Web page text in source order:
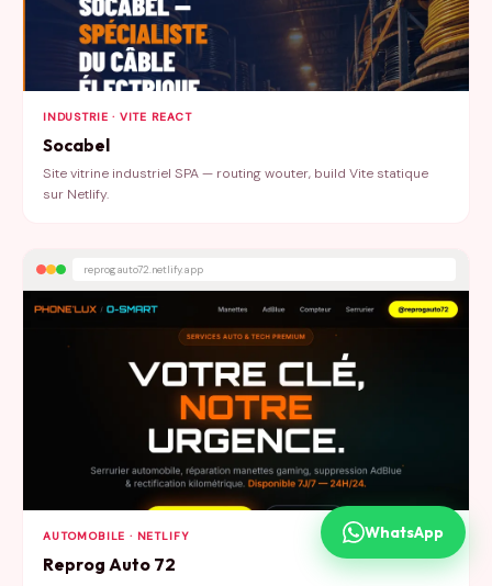
INDUSTRIE · VITE REACT
Socabel
Site vitrine industriel SPA — routing wouter, build Vite statique
sur Netlify.
reprogauto72.netlify.app
AUTOMOBILE · NETLIFY
Reprog Auto 72
WhatsApp